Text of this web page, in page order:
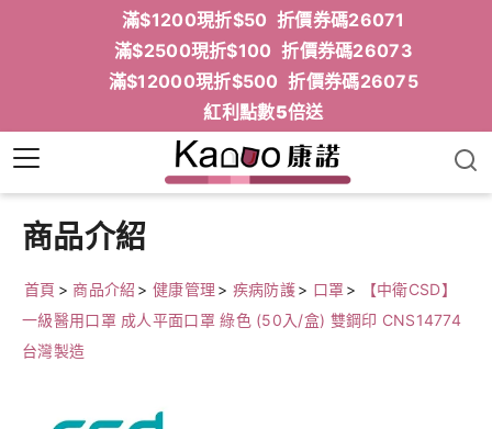
滿$1200現折$50 折價券碼26071
滿$2500現折$100 折價券碼26073
滿$12000現折$500 折價券碼26075
紅利點數5倍送
商品介紹
首頁 >商品介紹 >健康管理 > 疾病防護> 口罩 >
【中衛CSD】
一級醫用口罩 成人平面口罩 綠色 (50入/盒) 雙鋼印 CNS14774
台灣製造